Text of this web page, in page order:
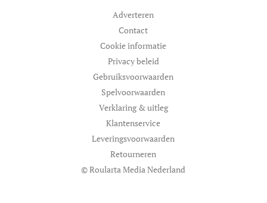
Adverteren
Contact
Cookie informatie
Privacy beleid
Gebruiksvoorwaarden
Spelvoorwaarden
Verklaring & uitleg
Klantenservice
Leveringsvoorwaarden
Retourneren
© Roularta Media Nederland